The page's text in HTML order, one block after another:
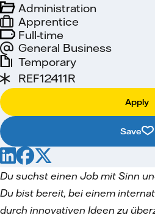
Full-time
General Business
Administration
Apprentice
Temporary
REF12411R
Apply
Save
Du suchst einen Job mit Sinn
Du bist bereit, bei einem
durch innovativen Ideen zu